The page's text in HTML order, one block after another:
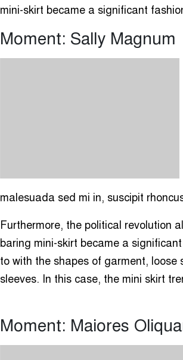
mini-skirt became a significant
Moment: Sally Magnum
malesuada sed mi in, suscipit
Furthermore, the political revolution
baring mini-skirt became a
to with the shapes of garment, loose
sleeves. In this case, the mini skirt
Moment: Maiores